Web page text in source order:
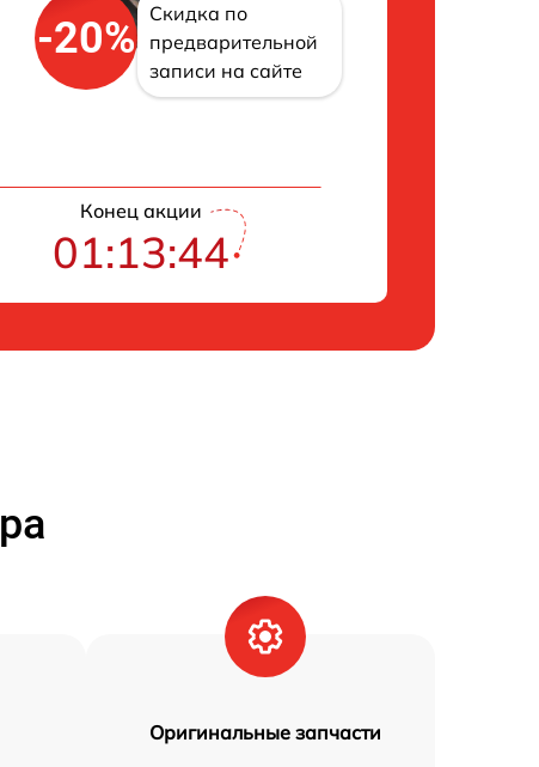
-20%
Скидка по
предварительной
записи на сайте
Конец акции
01:13:43
Оригинальные запчасти